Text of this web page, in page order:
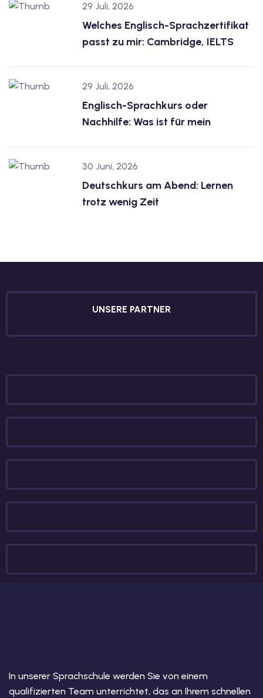
29 Juli, 2026
Welches Englisch-Sprachzertifikat
passt zu mir: Cambridge, IELTS
29 Juli, 2026
Englisch-Sprachkurs oder
Nachhilfe: Was ist für mein
30 Juni, 2026
Deutschkurs am Abend: Lernen
trotz wenig Zeit
UNSERE PARTNER
In unserer Sprachschule werden Sie von einem
qualifizierten Team unterrichtet, das an Ihrem schnellen